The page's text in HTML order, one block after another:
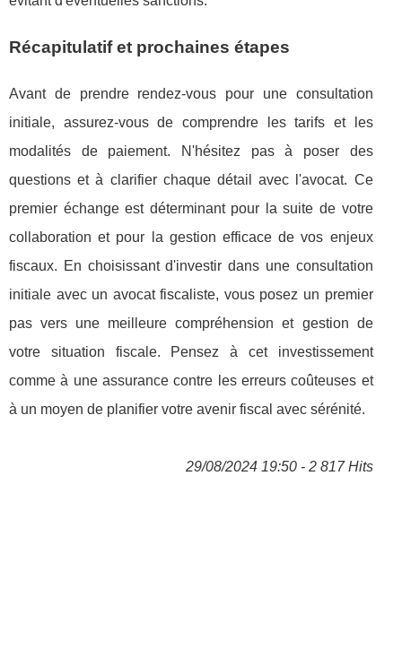
Récapitulatif et prochaines étapes
Avant de prendre rendez-vous pour une consultation
initiale, assurez-vous de comprendre les tarifs et les
modalités de paiement. N'hésitez pas à poser des
questions et à clarifier chaque détail avec l'avocat. Ce
premier échange est déterminant pour la suite de votre
collaboration et pour la gestion efficace de vos enjeux
fiscaux. En choisissant d'investir dans une consultation
initiale avec un avocat fiscaliste, vous posez un premier
pas vers une meilleure compréhension et gestion de
votre situation fiscale. Pensez à cet investissement
comme à une assurance contre les erreurs coûteuses et
à un moyen de planifier votre avenir fiscal avec sérénité.
29/08/2024 19:50 - 2 817 Hits